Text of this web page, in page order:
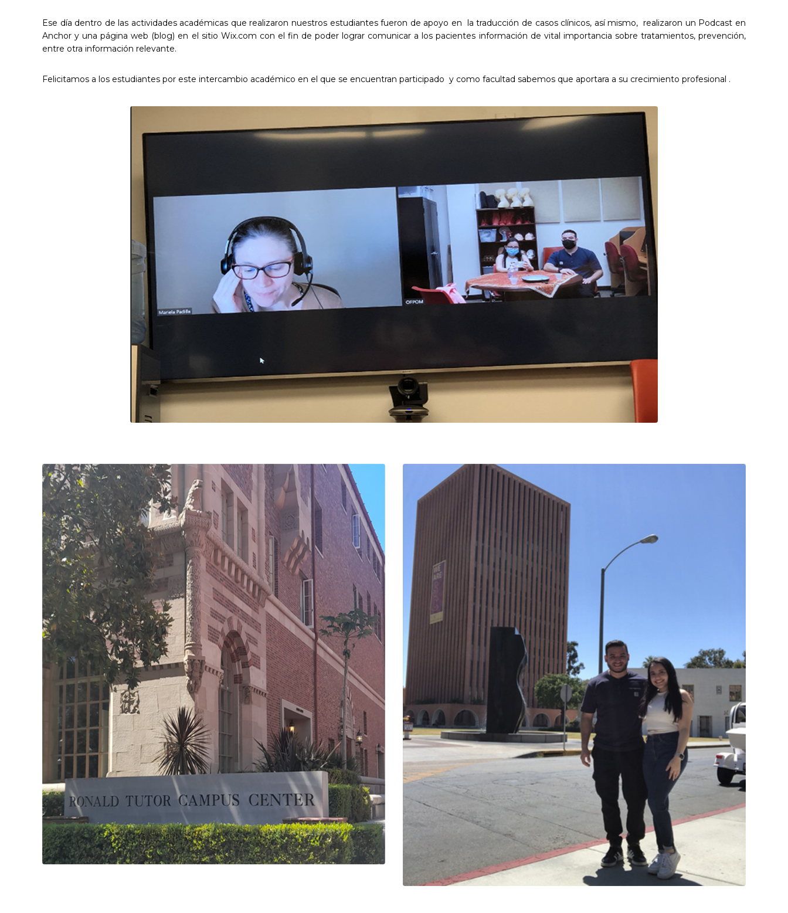
Ese día dentro de las actividades académicas que realizaron nuestros estudiantes fueron de apoyo en la traducción de casos clínicos, así mismo, realizaron un Podcast en
Anchor y una página web (blog) en el sitio Wix.com con el fin de poder lograr comunicar a los pacientes información de vital importancia sobre tratamientos, prevención,
entre otra información relevante.
Felicitamos a los estudiantes por este intercambio académico en el que se encuentran participado y como facultad sabemos que aportara a su crecimiento profesional .